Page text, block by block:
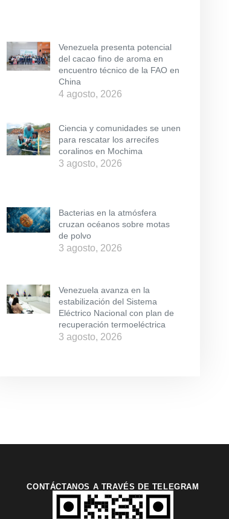
Venezuela presenta potencial
del cacao fino de aroma en
encuentro técnico de la FAO en
China
4 agosto, 2026
Ciencia y comunidades se unen
para rescatar los arrecifes
coralinos en Mochima
3 agosto, 2026
Bacterias en la atmósfera
cruzan océanos sobre motas
de polvo
3 agosto, 2026
Venezuela avanza en la
estabilización del Sistema
Eléctrico Nacional con plan de
recuperación termoeléctrica
3 agosto, 2026
CONTÁCTANOS A TRAVÉS DE TELEGRAM